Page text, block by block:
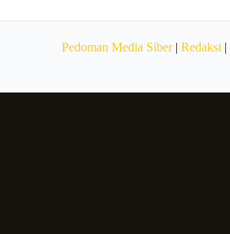
Pedoman Media Siber| Redaksi |